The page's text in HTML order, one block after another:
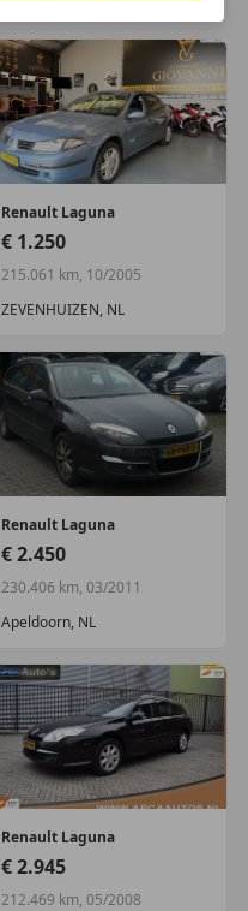
Renault Laguna
€ 1.250
215.061 km, 10/2005
ZEVENHUIZEN, NL
Renault Laguna
€ 2.450
230.406 km, 03/2011
Apeldoorn, NL
Renault Laguna
€ 2.945
212.469 km, 05/2008